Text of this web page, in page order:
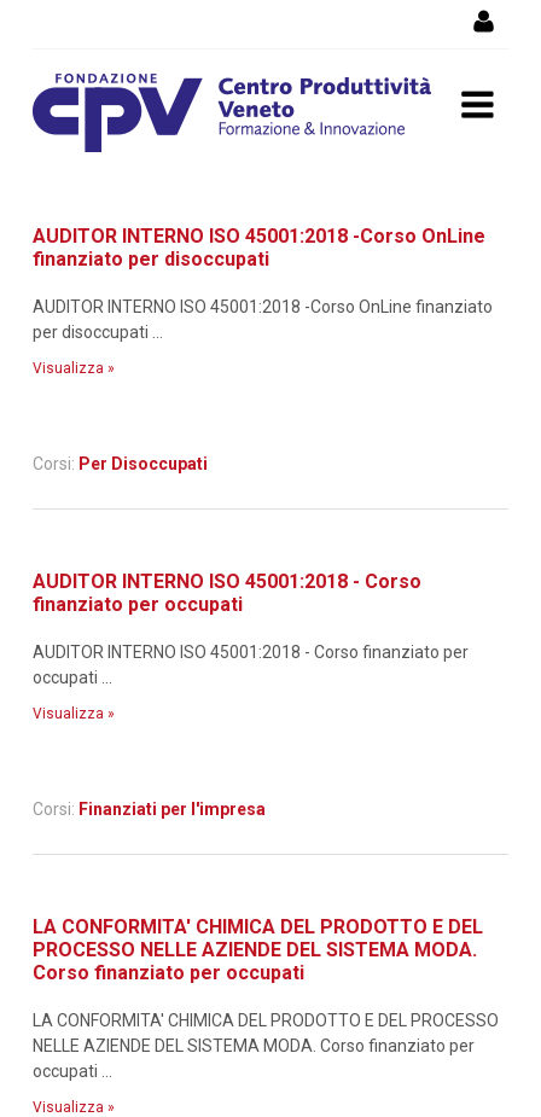
formazione
AUDITOR INTERNO ISO 45001:2018 -Corso OnLine
finanziato per disoccupati
AUDITOR INTERNO ISO 45001:2018 -Corso OnLine finanziato
per disoccupati ...
Visualizza »
Corsi: Per Disoccupati
AUDITOR INTERNO ISO 45001:2018 - Corso
finanziato per occupati
AUDITOR INTERNO ISO 45001:2018 - Corso finanziato per
occupati ...
Visualizza »
Corsi: Finanziati per l'impresa
LA CONFORMITA' CHIMICA DEL PRODOTTO E DEL
PROCESSO NELLE AZIENDE DEL SISTEMA MODA.
Corso finanziato per occupati
LA CONFORMITA' CHIMICA DEL PRODOTTO E DEL PROCESSO
NELLE AZIENDE DEL SISTEMA MODA. Corso finanziato per
occupati ...
Visualizza »